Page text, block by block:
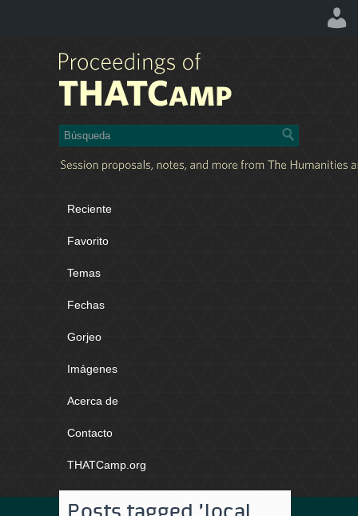
Reciente
Favorito
Temas
Fechas
Gorjeo
Imágenes
Acerca de
Contacto
THATCamp.org